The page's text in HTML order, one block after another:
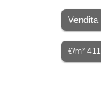
Vendita
€/m² 411